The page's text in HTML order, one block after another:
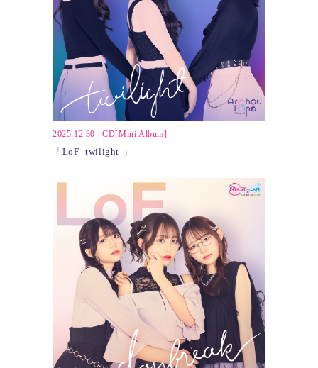
2025.12.30 CD[Mini Album]
「LoF -twilight-」